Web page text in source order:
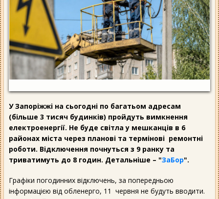
У Запоріжжі на сьогодні по багатьом адресам
(більше 3 тисяч будинків) пройдуть вимкнення
електроенергії. Не буде світла у мешканців в 6
районах міста через планові та термінові ремонтні
роботи. Відключення почнуться з 9 ранку та
триватимуть до 8 годин. Детальніше – "ЗаБор".
Графіки погодинних відключень, за попередньою
інформацією від обленерго, 11 червня не будуть вводити.